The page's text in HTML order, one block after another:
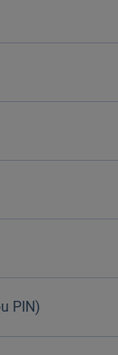
PIN)